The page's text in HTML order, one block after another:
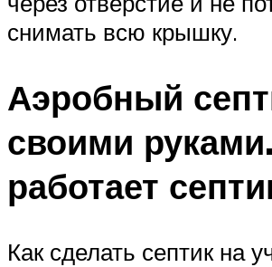
снимать всю крышку.
Аэробный
своими
работает
Как сделать септик на